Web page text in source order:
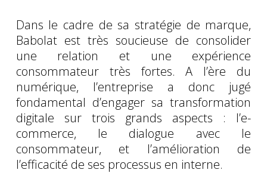
Dans le cadre de sa stratégie de marque,
Babolat est très soucieuse de consolider
une relation et une expérience
consommateur très fortes. A l’ère du
numérique, l’entreprise a donc jugé
fondamental d’engager sa transformation
digitale sur trois grands aspects : l’e-
commerce, le dialogue avec le
consommateur, et l’amélioration de
l’efficacité de ses processus en interne.